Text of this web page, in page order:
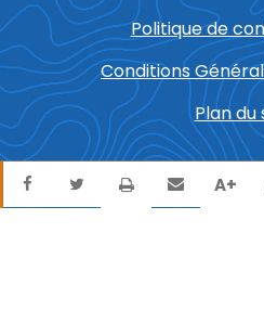
Partager sur Facebook
Partager sur Twitter
ImprimerEnvoyer
A+
Politique de
Conditions
Plan du